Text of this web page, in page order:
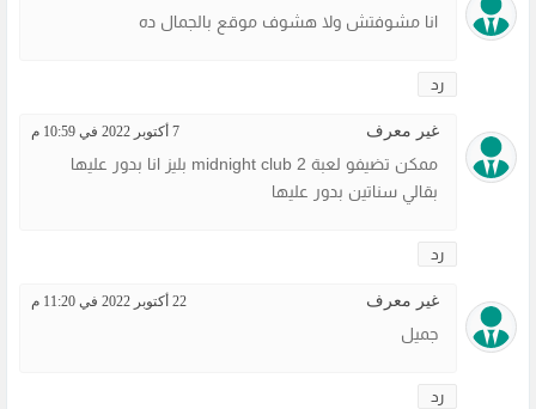
انا مشوفتش ولا هشوف موقع بالجمال ده
رد
غير معرف 7 أكتوبر 2022 في 10:59 م
ممكن تضيفو لعبة midnight club 2 بليز انا بدور عليها
بقالي سناتين بدور عليها
رد
غير معرف 22 أكتوبر 2022 في 11:20 م
جميل
رد